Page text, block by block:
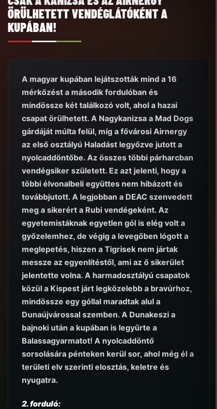
ÖRÜLHETETT VENDÉGLÁTÓKÉNT A
KUPÁBAN!
A magyar kupában lejátszották mind a 16
mérkőzést a második fordulóban és
mindössze két találkozó volt, ahol a hazai
csapat örülhetett. A Nagykanizsa a Mad Dogs
gárdáját múlta felül, míg a fővárosi Airnergy
az első osztályú Haladást legyőzve jutott a
nyolcaddöntőbe. Az összes többi párharcban
vendégsiker született. Ez azt jelenti, hogy a
többi élvonalbeli együttes nem hibázott és
továbbjutott. A legjobban a DEAC szenvedett
meg a sikerért a Rubi vendégeként. Az
egyetemistáknak egyetlen gól is elég volt a
győzelemhez, de végig a levegőben lógott a
meglepetés, hiszen a Tigrisek nem jártak
messze az egyenlítéstől, ami az ő sikerület
jelentette volna. A harmadosztályú csapatok
közül a Kispest járt legközelebb a bravúrhoz,
mindössze egy góllal maradtak alul a
Dunaújvárossal szemben. A Dunakeszi a
bajnoki után a kupában is legyűrte a
Balassagyarmatot! A nyolcaddöntő
sorsolására pénteken kerül sor, ahol még él a
területi elv szerinti elosztás, keletre és
nyugatra.
2. forduló: